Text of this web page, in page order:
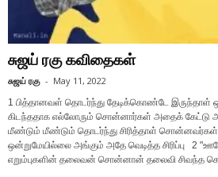
சுஜய் ரகு கவிதைகள்
சுஜய் ரகு - May 11, 2022
1 பித்தானவள் தொடர்ந்து தேடிக்கொண்டே இருந்தாள்
கிடந்ததாக எல்லோரும் சொன்னார்கள் அதைக் கேட்டு
மீண்டும் மீண்டும் தொடர்ந்து சிரித்தாள் சொன்னவர்கள்
ஒன்றுமேயில்லை அங்கும் அதே வெடித்த சிரிப்பு 2 "ஊரே
எறும்புகளின் தலைவன் சொன்னான் தலைவி சிவந்த